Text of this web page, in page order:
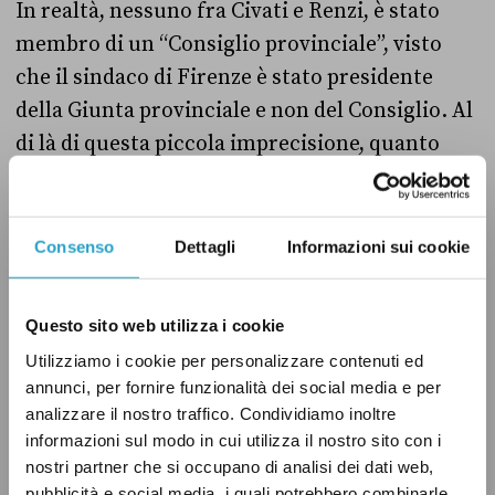
Consenso Dettagli Informazioni sui cookie
Questo sito web utilizza i cookie
Utilizziamo i cookie per personalizzare contenuti ed
annunci, per fornire funzionalità dei social media e per
analizzare il nostro traffico. Condividiamo inoltre
informazioni sul modo in cui utilizza il nostro sito con i
nostri partner che si occupano di analisi dei dati web,
In realtà, nessuno fra Civati e Renzi, è stato
membro di un “Consiglio provinciale”, visto
che il sindaco di Firenze è stato presidente
della Giunta provinciale e non del Consiglio. Al
di là di questa piccola imprecisione, quanto
dice Cuperlo è fondamentalmente vero. Civati
entra nelle amministrazioni locali nel 2002,
con un’anzianità politica di 11 anni, Renzi inizia
la sua carriera politica nel 2004 (9 anni di
“soli” 7 anni di carriera politica nelle istituzioni
del nostro Paese: un “Vero” da Pagella Politica!
ISTITUZIONI PD VERO